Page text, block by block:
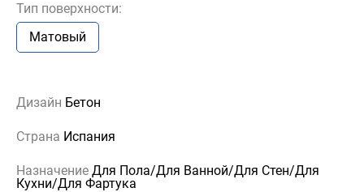
Тип поверхности:
Матовый
Дизайн Бетон
Страна Испания
Назначение Для Пола/Для Ванной/Для Стен/Для
Кухни/Для Фартука